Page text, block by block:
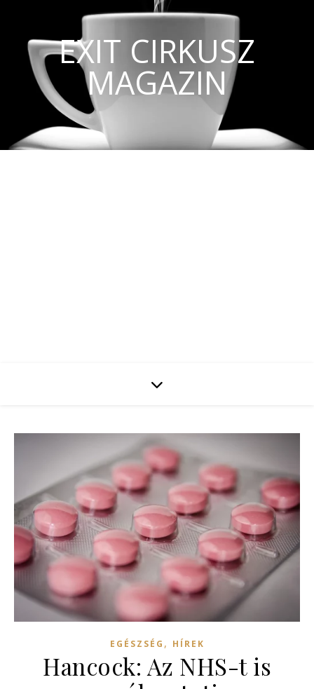
EXIT CIRKUSZ
MAGAZIN
EGÉSZSÉG , HÍREK
Hancock: Az NHS-t is